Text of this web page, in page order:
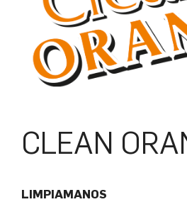
CLEAN
LIMPIAMANOS